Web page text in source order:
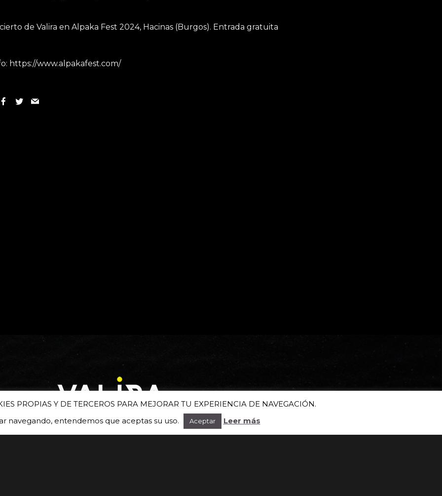
de Valira en Alpaka Fest 2024, Hacinas (Burgos). Entrada gratuita
https://www.alpakafest.com/
PROPIAS Y DE TERCEROS PARA MEJORAR TU EXPERIENCIA DE NAVEGACIÓN.
navegando, entendemos que aceptas su uso.
Aceptar Leer más